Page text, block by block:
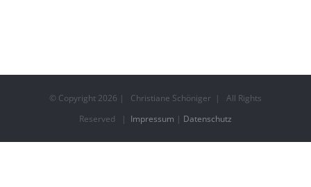
© Copyright 2026 | Christiane Schöniger | All Rights
Reserved | Impressum | Datenschutz